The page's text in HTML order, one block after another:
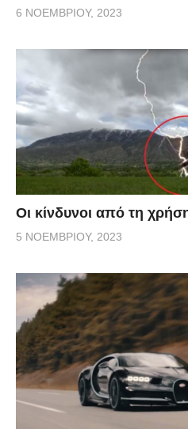
6 ΝΟΕΜΒΡΊΟΥ, 2023
Οι κίνδυνοι από τη
5 ΝΟΕΜΒΡΊΟΥ, 2023